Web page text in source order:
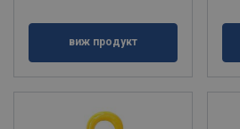
виж продукт